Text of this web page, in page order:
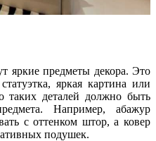
яркие предметы декора. Это
яркая картина или
деталей должно быть
Например, абажур
с оттенком штор, а ковер
подушек.